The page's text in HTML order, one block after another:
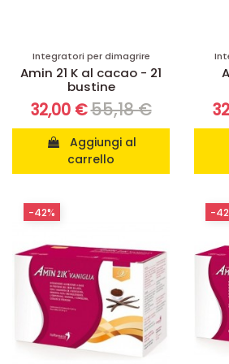
Integratori per dimagrire
Amin 21 K al cacao - 21
bustine
32,00 €55,18 €
carrello
-42% -